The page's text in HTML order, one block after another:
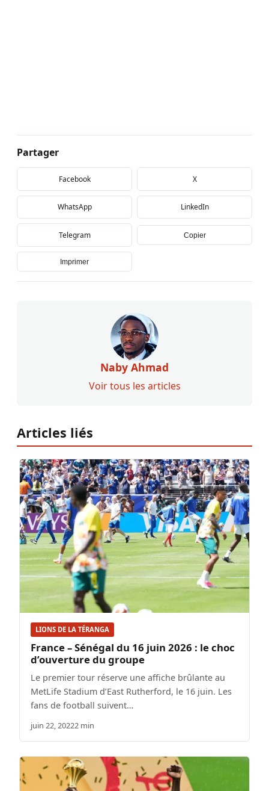
Partager
Facebook X
WhatsApp LinkedIn
Telegram Copier
Imprimer
Naby Ahmad
Voir tous les articles
Articles liés
LIONS DE LA TÉRANGA
France – Sénégal du 16 juin 2026 : le choc
d’ouverture du groupe
Le premier tour réserve une affiche brûlante au
MetLife Stadium d’East Rutherford, le 16 juin. Les
fans de football suivent…
juin 22, 20222 min